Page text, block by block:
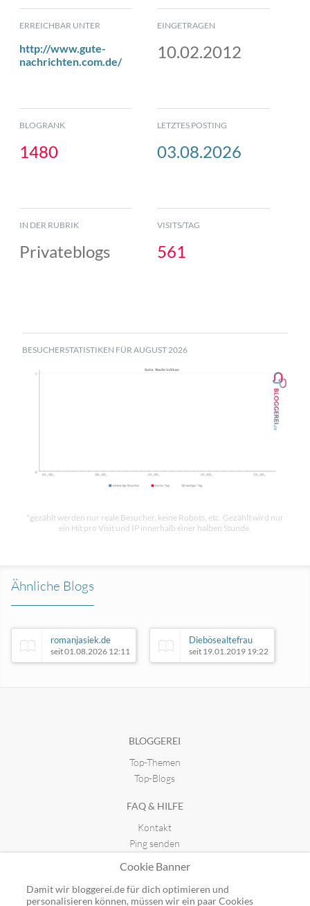
ERREICHBAR UNTER
http://www.gute-
nachrichten.com.de/
EINGETRAGEN
10.02.2012
BLOGRANK
1480
LETZTES POSTING
03.08.2026
IN DER RUBRIK
Privateblogs
VISITS/TAG
561
BESUCHERSTATISTIKEN FÜR AUGUST 2026
*gezählt werden nur reale Besucher, keine Robots, etc. Gezählt wird nur
ein Hit pro Visit und IP innerhalb einer halben Stunde.
Ähnliche Blogs
romanjasiek.de
seit 01.08.2026 12:11
Diebösealtefrau
seit 19.01.2019 19:22
BLOGGEREI
Top-Themen
Top-Blogs
FAQ & HILFE
Kontakt
Ping senden
GUTSCHEINE
Cookie Banner
Damit wir bloggerei.de für dich optimieren und
personalisieren können, müssen wir ein paar Cookies